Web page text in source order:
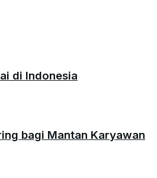
di Indonesia
bagi Mantan Karyawan